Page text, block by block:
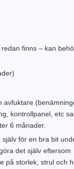
finns – kan
avfuktare
kontrollpanel, etc
6 månader.
för en bra bit
det själv eftersom
på storlek, strul och